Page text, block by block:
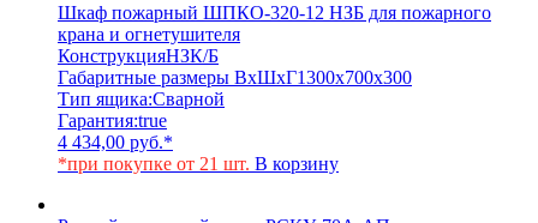
Шкаф пожарный ШПКО-320-12 НЗБ для пожарного
крана и огнетушителя
КонструкцияНЗК/Б
Габаритные размеры ВхШхГ1300х700х300
Тип ящика:Сварной
Гарантия:true
4 434,00 руб.*
*при покупке от 21 шт. В корзину